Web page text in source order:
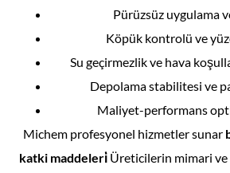
Pürüzsüz uygulama
Köpük kontrolü ve
Su geçirmezlik ve hava
Depolama stabilitesi ve
Maliyet-performans
Michem profesyonel hizmetler sunar
katki maddeleri̇ Üreticilerin mimari ve